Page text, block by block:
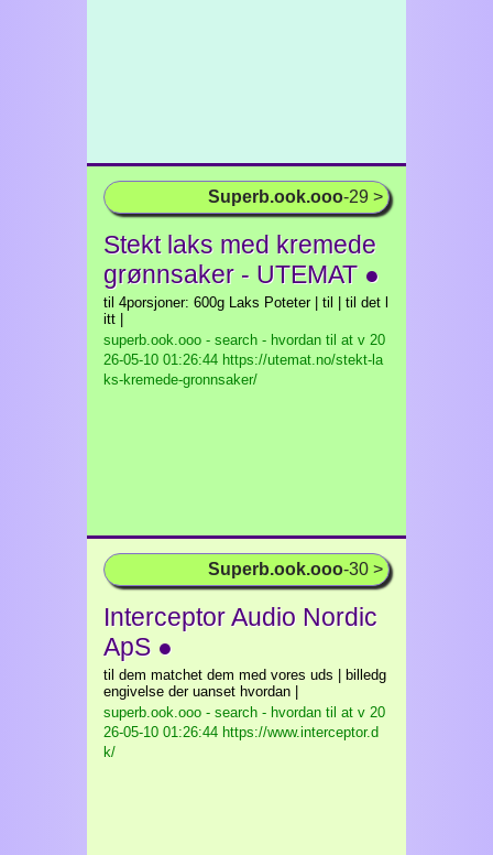
Superb.ook.ooo-29 >
Stekt laks med kremede
grønnsaker - UTEMAT ●
til 4porsjoner: 600g Laks Poteter | til | til det l
itt |
superb.ook.ooo - search - hvordan til at v 20
26-05-10 01:26:44 https://utemat.no/stekt-la
ks-kremede-gronnsaker/
Superb.ook.ooo-30 >
Interceptor Audio Nordic
ApS ●
til dem matchet dem med vores uds | billedg
engivelse der uanset hvordan |
superb.ook.ooo - search - hvordan til at v 20
26-05-10 01:26:44 https://www.interceptor.d
k/